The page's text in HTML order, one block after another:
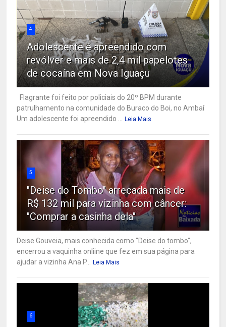
4
Adolescente é apreendido com
revólver e mais de 2,4 mil papelotes
de cocaína em Nova Iguaçu
Flagrante foi feito por policiais do 20º BPM durante
patrulhamento na comunidade do Buraco do Boi, no Ambaí
Um adolescente foi apreendido ... Leia Mais
5
"Deise do Tombo" arrecada mais de
R$ 132 mil para vizinha com câncer:
"Comprar a casinha dela"
Deise Gouveia, mais conhecida como "Deise do tombo",
encerrou a vaquinha onliine que fez em sua página para
ajudar a vizinha Ana P... Leia Mais
6